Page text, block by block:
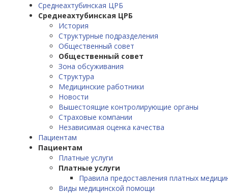
Среднеахтубинская ЦРБ
Среднеахтубинская ЦРБ
История
Структурные подразделения
Общественный совет
Общественный совет
Зона обсуживания
Структура
Медицинские работники
Новости
Вышестоящие контролирующие органы
Страховые компании
Независимая оценка качества
Пациентам
Пациентам
Платные услуги
Платные услуги
Правила предоставления платных
Виды медицинской помощи